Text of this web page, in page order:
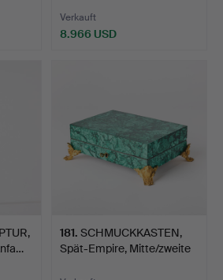
Verkauft
8.966 USD
181. SCHMUCKKASTEN,
Spät-Empire, Mitte/zweite